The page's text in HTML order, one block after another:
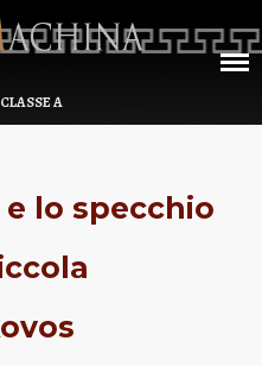
HOME
CHI SIAMO
A
e lo specchio